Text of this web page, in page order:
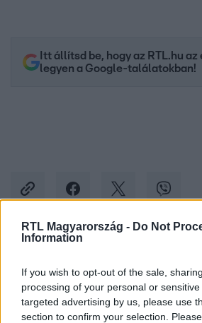
RTL Magyarország - Do Not
Information
If you wish to opt-out of the sale,
processing of your personal or
targeted advertising by us, please use
section to confirm your selection.
Itt állítsd be, hogy az RTL.hu
legyen a Google-találatokban!
Facebookon is!